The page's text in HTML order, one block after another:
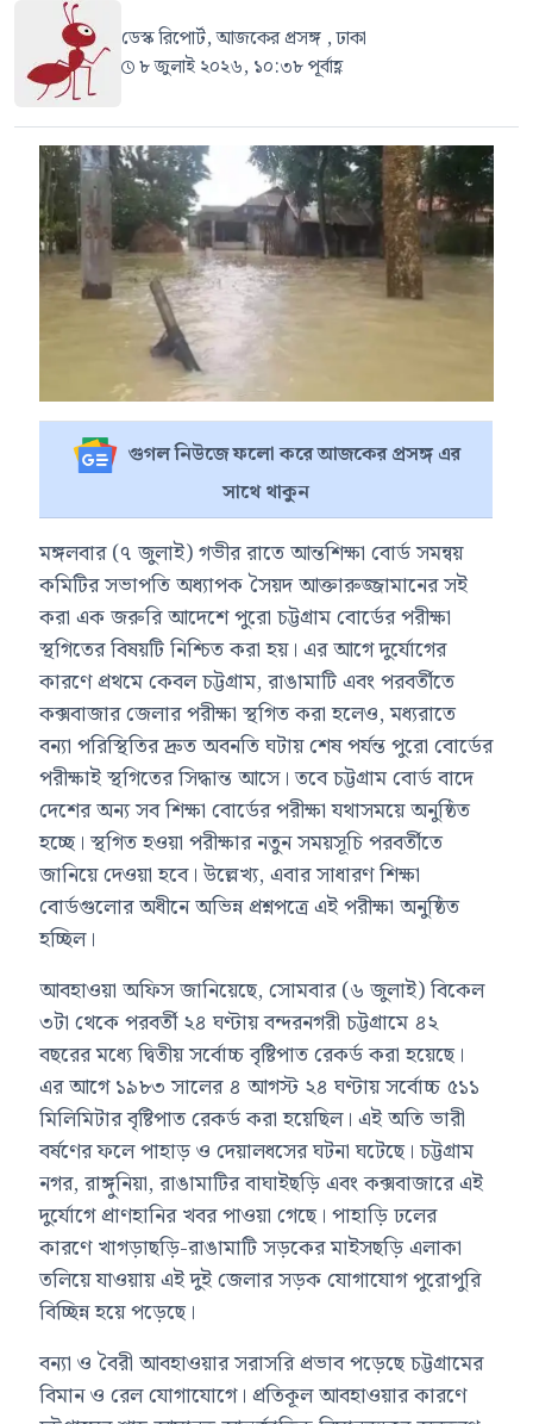
ডেস্ক রিপোর্ট, আজকের প্রসঙ্গ , ঢাকা
৮ জুলাই ২০২৬, ১০:৩৮ পূর্বাহ্ণ
গুগল নিউজে ফলো করে আজকের প্রসঙ্গ এর
সাথে থাকুন
মঙ্গলবার (৭ জুলাই) গভীর রাতে আন্তশিক্ষা বোর্ড সমন্বয়
কমিটির সভাপতি অধ্যাপক সৈয়দ আক্তারুজ্জামানের সই
করা এক জরুরি আদেশে পুরো চট্টগ্রাম বোর্ডের পরীক্ষা
স্থগিতের বিষয়টি নিশ্চিত করা হয়। এর আগে দুর্যোগের
কারণে প্রথমে কেবল চট্টগ্রাম, রাঙামাটি এবং পরবর্তীতে
কক্সবাজার জেলার পরীক্ষা স্থগিত করা হলেও, মধ্যরাতে
বন্যা পরিস্থিতির দ্রুত অবনতি ঘটায় শেষ পর্যন্ত পুরো বোর্ডের
পরীক্ষাই স্থগিতের সিদ্ধান্ত আসে। তবে চট্টগ্রাম বোর্ড বাদে
দেশের অন্য সব শিক্ষা বোর্ডের পরীক্ষা যথাসময়ে অনুষ্ঠিত
হচ্ছে। স্থগিত হওয়া পরীক্ষার নতুন সময়সূচি পরবর্তীতে
জানিয়ে দেওয়া হবে। উল্লেখ্য, এবার সাধারণ শিক্ষা
বোর্ডগুলোর অধীনে অভিন্ন প্রশ্নপত্রে এই পরীক্ষা অনুষ্ঠিত
হচ্ছিল।
আবহাওয়া অফিস জানিয়েছে, সোমবার (৬ জুলাই) বিকেল
৩টা থেকে পরবর্তী ২৪ ঘণ্টায় বন্দরনগরী চট্টগ্রামে ৪২
বছরের মধ্যে দ্বিতীয় সর্বোচ্চ বৃষ্টিপাত রেকর্ড করা হয়েছে।
এর আগে ১৯৮৩ সালের ৪ আগস্ট ২৪ ঘণ্টায় সর্বোচ্চ ৫১১
মিলিমিটার বৃষ্টিপাত রেকর্ড করা হয়েছিল। এই অতি ভারী
বর্ষণের ফলে পাহাড় ও দেয়ালধসের ঘটনা ঘটেছে। চট্টগ্রাম
নগর, রাঙ্গুনিয়া, রাঙামাটির বাঘাইছড়ি এবং কক্সবাজারে এই
দুর্যোগে প্রাণহানির খবর পাওয়া গেছে। পাহাড়ি ঢলের
কারণে খাগড়াছড়ি-রাঙামাটি সড়কের মাইসছড়ি এলাকা
তলিয়ে যাওয়ায় এই দুই জেলার সড়ক যোগাযোগ পুরোপুরি
বিচ্ছিন্ন হয়ে পড়েছে।
বন্যা ও বৈরী আবহাওয়ার সরাসরি প্রভাব পড়েছে চট্টগ্রামের
বিমান ও রেল যোগাযোগে। প্রতিকূল আবহাওয়ার কারণে